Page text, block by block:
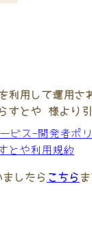
利用して運用さ
すとや 様より
ービス-開発者ポ
とや利用規約
したら こちら